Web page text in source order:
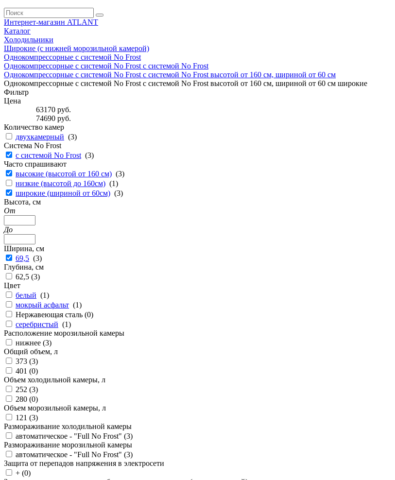
Интернет-магазин ATLANT
Каталог
Холодильники
Широкие (с нижней морозильной камерой)
Однокомпрессорные с системой No Frost
Однокомпрессорные с системой No Frost с системой No Frost
Однокомпрессорные с системой No Frost с системой No Frost высотой от 160 см, шириной от 60 см
Однокомпрессорные с системой No Frost с системой No Frost высотой от 160 см, шириной от 60 см широкие
Фильтр
Цена
63170 руб.
74690 руб.
Количество камер
двухкамерный (3)
Система No Frost
с системой No Frost (3)
Часто спрашивают
высокие (высотой от 160 см) (3)
низкие (высотой до 160см) (1)
широкие (шириной от 60см) (3)
Высота, см
От
До
Ширина, см
69,5 (3)
Глубина, см
62,5 (3)
Цвет
белый (1)
мокрый асфальт (1)
Нержавеющая сталь (0)
серебристый (1)
Расположение морозильной камеры
нижнее (3)
Общий объем, л
373 (3)
401 (0)
Объем холодильной камеры, л
252 (3)
280 (0)
Объем морозильной камеры, л
121 (3)
Размораживание холодильной камеры
автоматическое - "Full No Frost" (3)
Размораживание морозильной камеры
автоматическое - "Full No Frost" (3)
Защита от перепадов напряжения в электросети
+ (0)